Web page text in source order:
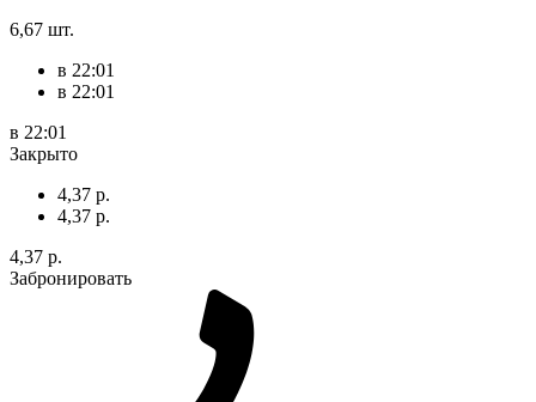
6,67 шт.
в 22:01
в 22:01
в 22:01
Закрыто
4,37 р.
4,37 р.
4,37 р.
Забронировать